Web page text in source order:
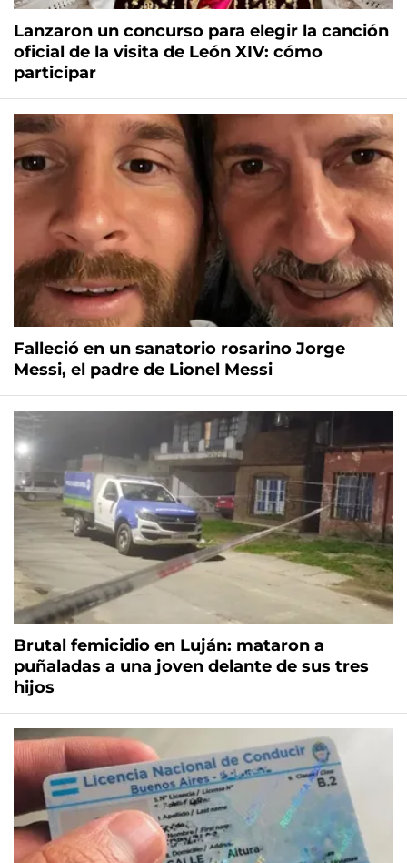
Lanzaron un concurso para elegir la canción
oficial de la visita de León XIV: cómo
participar
Falleció en un sanatorio rosarino Jorge
Messi, el padre de Lionel Messi
Brutal femicidio en Luján: mataron a
puñaladas a una joven delante de sus tres
hijos